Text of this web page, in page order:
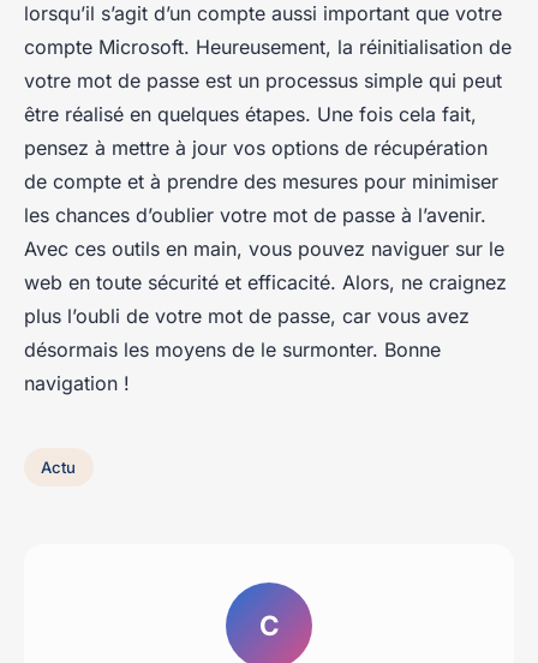
lorsqu’il s’agit d’un compte aussi important que votre
compte Microsoft. Heureusement, la réinitialisation de
votre mot de passe est un processus simple qui peut
être réalisé en quelques étapes. Une fois cela fait,
pensez à mettre à jour vos options de récupération
de compte et à prendre des mesures pour minimiser
les chances d’oublier votre mot de passe à l’avenir.
Avec ces outils en main, vous pouvez naviguer sur le
web en toute sécurité et efficacité. Alors, ne craignez
plus l’oubli de votre mot de passe, car vous avez
désormais les moyens de le surmonter. Bonne
navigation !
Actu
C